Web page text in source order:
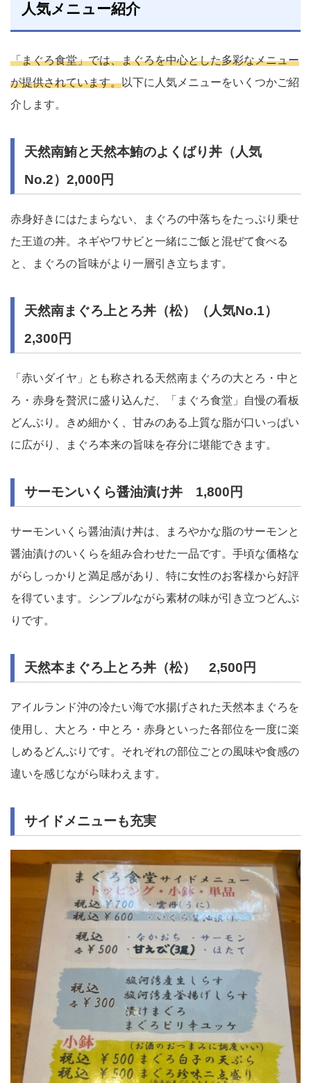
人気メニュー紹介
「まぐろ食堂」では、まぐろを中心とした多彩なメニュー
が提供されています。以下に人気メニューをいくつかご紹
介します。
天然南鮪と天然本鮪のよくばり丼（人気
No.2）2,000円
赤身好きにはたまらない、まぐろの中落ちをたっぷり乗せ
た王道の丼。ネギやワサビと一緒にご飯と混ぜて食べる
と、まぐろの旨味がより一層引き立ちます。
天然南まぐろ上とろ丼（松）（人気No.1）
2,300円
「赤いダイヤ」とも称される天然南まぐろの大とろ・中と
ろ・赤身を贅沢に盛り込んだ、「まぐろ食堂」自慢の看板
どんぶり。きめ細かく、甘みのある上質な脂が口いっぱい
に広がり、まぐろ本来の旨味を存分に堪能できます。
サーモンいくら醤油漬け丼 1,800円
サーモンいくら醤油漬け丼は、まろやかな脂のサーモンと
醤油漬けのいくらを組み合わせた一品です。手頃な価格な
がらしっかりと満足感があり、特に女性のお客様から好評
を得ています。シンプルながら素材の味が引き立つどんぶ
りです。
天然本まぐろ上とろ丼（松） 2,500円
アイルランド沖の冷たい海で水揚げされた天然本まぐろを
使用し、大とろ・中とろ・赤身といった各部位を一度に楽
しめるどんぶりです。それぞれの部位ごとの風味や食感の
違いを感じながら味わえます。
サイドメニューも充実